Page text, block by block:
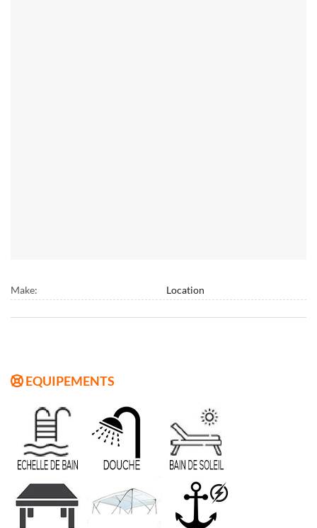
Make: Location
EQUIPEMENTS